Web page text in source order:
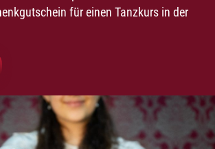
für einen Tanzkurs in der